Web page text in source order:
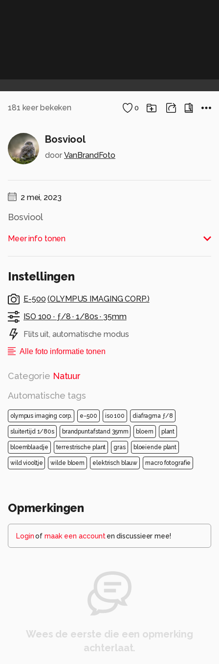
181 keer bekeken 0
Bosviool
door VanBrandFoto
2 mei, 2023
Bosviool
Alle rechten voorbehouden
Meer info tonen
Instellingen
E-500 (OLYMPUS IMAGING CORP.)
ISO 100 · ƒ/8 ·1/80s · 35mm
Flits uit, automatische modus
Alle foto informatie tonen
Categorie Natuur
Automatische tags
olympus imaging corp. e-500 iso 100 diafragma ƒ/8
sluitertijd 1/80s brandpuntafstand 35mm bloem plant
bloemblaadje terrestrische plant gras bloeiende plant
wild viooltje wilde bloem elektrisch blauw macro fotografie
Opmerkingen
Loginof maak een account en discussieer mee!
Wees de eerste die een opmerking
achterlaat.